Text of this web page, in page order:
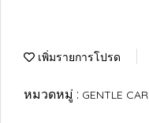
เพิ่มรายการโปรด
หมวดหมู่ : GENTLE